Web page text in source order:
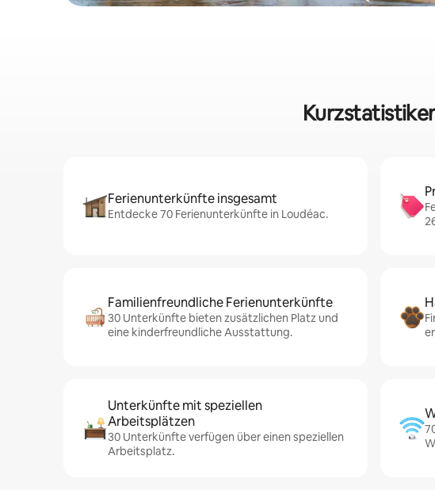
Ferienunterkünfte insgesamt
Entdecke 70 Ferienunterkünfte in Loudéac.
Familienfreundliche Ferienunterkünfte
30 Unterkünfte bieten zusätzlichen Platz und
eine kinderfreundliche Ausstattung.
Unterkünfte mit speziellen
Arbeitsplätzen
30 Unterkünfte verfügen über einen speziellen
Arbeitsplatz.